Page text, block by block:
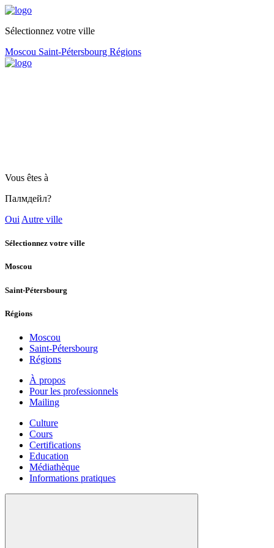
Sélectionnez votre ville
Moscou Saint-Pétersbourg Régions
Vous êtes à
Палмдейл?
Oui Autre ville
Sélectionnez votre ville
Moscou
Saint-Pétersbourg
Régions
Moscou
Saint-Pétersbourg
Régions
À propos
Pour les professionnels
Mailing
Culture
Cours
Certifications
Education
Médiathèque
Informations pratiques